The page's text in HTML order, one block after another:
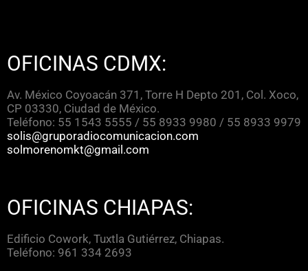
OFICINAS CDMX:
Av. México Coyoacán 371, Torre H Depto 201, Col. Xoco,
CP 03330, Ciudad de México.
Teléfono: 55 1543 5555 / 55 8933 9980 / 55 8933 9979
solis@gruporadiocomunicacion.com
solmorenomkt@gmail.com
OFICINAS CHIAPAS:
Edificio Cowork, Tuxtla Gutiérrez, Chiapas.
Teléfono: 961 334 2693